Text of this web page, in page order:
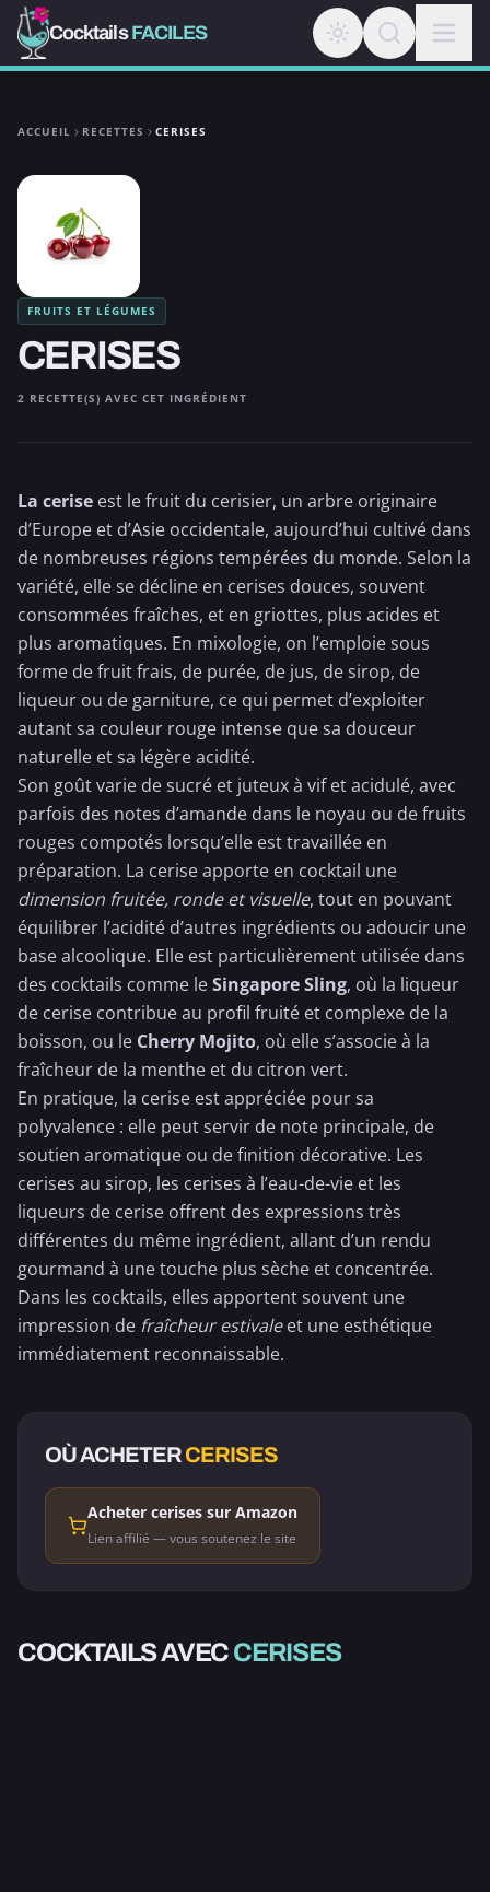
CocktailsFACILES
ACCUEIL RECETTES CERISES
FRUITS ET LÉGUMES
CERISES
2 RECETTE(S) AVEC CET INGRÉDIENT
La cerise est le fruit du cerisier, un arbre originaire
d’Europe et d’Asie occidentale, aujourd’hui cultivé dans
de nombreuses régions tempérées du monde. Selon la
variété, elle se décline en cerises douces, souvent
consommées fraîches, et en griottes, plus acides et
plus aromatiques. En mixologie, on l’emploie sous
forme de fruit frais, de purée, de jus, de sirop, de
liqueur ou de garniture, ce qui permet d’exploiter
autant sa couleur rouge intense que sa douceur
naturelle et sa légère acidité.
Son goût varie de sucré et juteux à vif et acidulé, avec
parfois des notes d’amande dans le noyau ou defruits
rouges compotés lorsqu’elle est travaillée en
préparation. La cerise apporte en cocktail une
dimension fruitée, ronde et visuelle, tout en pouvant
équilibrer l’acidité d’autres ingrédients ou adoucir une
base alcoolique. Elle est particulièrement utilisée dans
des cocktails comme leSingapore Sling, où la liqueur
de cerise contribue au profil fruité et complexe de la
boisson, ou le Cherry Mojito, où elle s’associe à la
fraîcheur de la menthe et du citron vert.
En pratique, la cerise est appréciée pour sa
polyvalence : elle peut servir de note principale, de
soutien aromatique ou de finition décorative. Les
cerises au sirop, les cerises à l’eau-de-vie et les
liqueurs de cerise offrent des expressions très
différentes du même ingrédient, allant d’un rendu
gourmand à une touche plus sèche et concentrée.
Dans les cocktails, elles apportent souvent une
impression de fraîcheur estivaleet une esthétique
immédiatement reconnaissable.
OÙ ACHETERCERISES
Acheter cerises sur Amazon
Lien affilié — vous soutenez le site
COCKTAILS AVECCERISES
SINGAPORE SLING CHERRY MOJITO